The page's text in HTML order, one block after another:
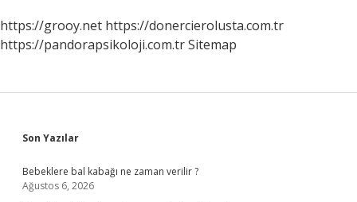
https://grooy.net https://donercierolusta.com.tr
https://pandorapsikoloji.com.trSitemap
Sidebar
Son Yazılar
Bebeklere bal kabağı ne zaman verilir ?
Ağustos 6, 2026